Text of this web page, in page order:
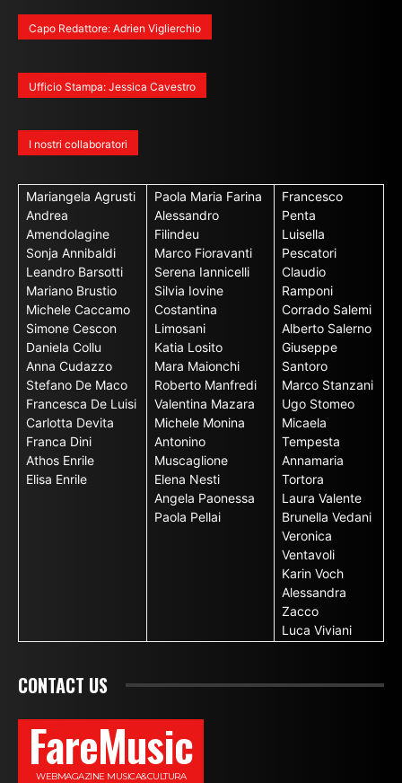
Capo Redattore: Adrien Viglierchio
Ufficio Stampa: Jessica Cavestro
I nostri collaboratori
Mariangela Agrusti
Andrea
Amendolagine
Sonja Annibaldi
Leandro Barsotti
Mariano Brustio
Michele Caccamo
Simone Cescon
Daniela Collu
Anna Cudazzo
Stefano De Maco
Francesca De Luisi
Carlotta Devita
Franca Dini
Athos Enrile
Elisa Enrile
Paola Maria Farina
Alessandro
Filindeu
Marco Fioravanti
Serena Iannicelli
Silvia Iovine
Costantina
Limosani
Katia Losito
Mara Maionchi
Roberto Manfredi
Valentina Mazara
Michele Monina
Antonino
Muscaglione
Elena Nesti
Angela Paonessa
Paola Pellai
Francesco
Penta
Luisella
Pescatori
Claudio
Ramponi
Corrado Salemi
Alberto Salerno
Giuseppe
Santoro
Marco Stanzani
Ugo Stomeo
Micaela
Tempesta
Annamaria
Tortora
Laura Valente
Brunella Vedani
Veronica
Ventavoli
Karin Voch
Alessandra
Zacco
Luca Viviani
CONTACT US
FareMusic
WEBMAGAZINE MUSICA&CULTURA